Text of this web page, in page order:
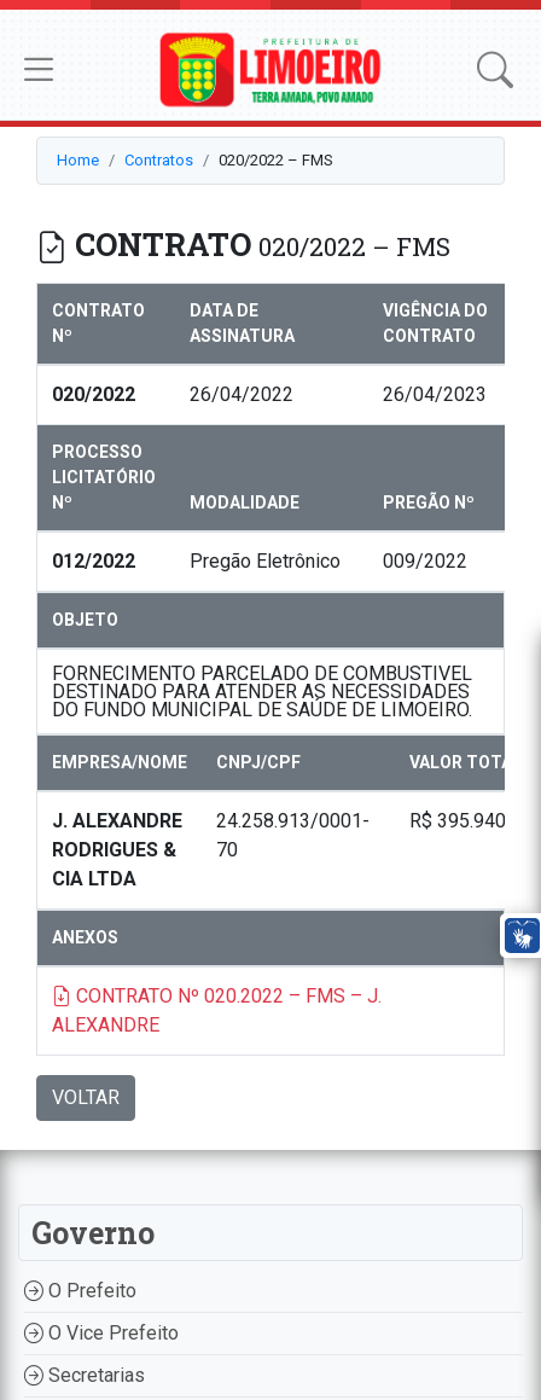
Home Contratos 020/2022 – FMS
CONTRATO 020/2022 – FMS
CONTRATO
Nº
DATA DE
ASSINATURA
VIGÊNCIA DO
CONTRATO
020/2022 26/04/2022 26/04/2023
PROCESSO
LICITATÓRIO
Nº
MODALIDADE PREGÃO Nº
012/2022 Pregão Eletrônico 009/2022
OBJETO
FORNECIMENTO PARCELADO DE COMBUSTIVEL
DESTINADO PARA ATENDER AS NECESSIDADES
DO FUNDO MUNICIPAL DE SAÚDE DE LIMOEIRO.
EMPRESA/NOME CNPJ/CPF VALOR TOTAL
J. ALEXANDRE
RODRIGUES &
CIA LTDA
24.258.913/0001-
70
R$ 395.940,00
ANEXOS
CONTRATO Nº 020.2022 – FMS – J.
ALEXANDRE
VOLTAR
Governo
O Prefeito
O Vice Prefeito
Secretarias